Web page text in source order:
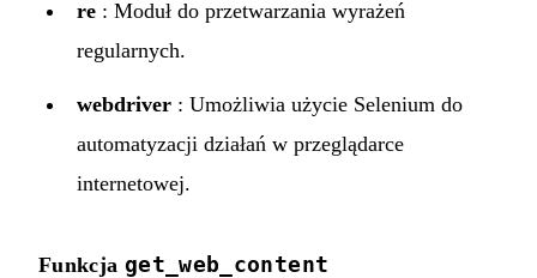
re : Moduł do przetwarzania wyrażeń
regularnych.
webdriver : Umożliwia użycie Selenium do
automatyzacji działań w przeglądarce
internetowej.
Funkcja get_web_content